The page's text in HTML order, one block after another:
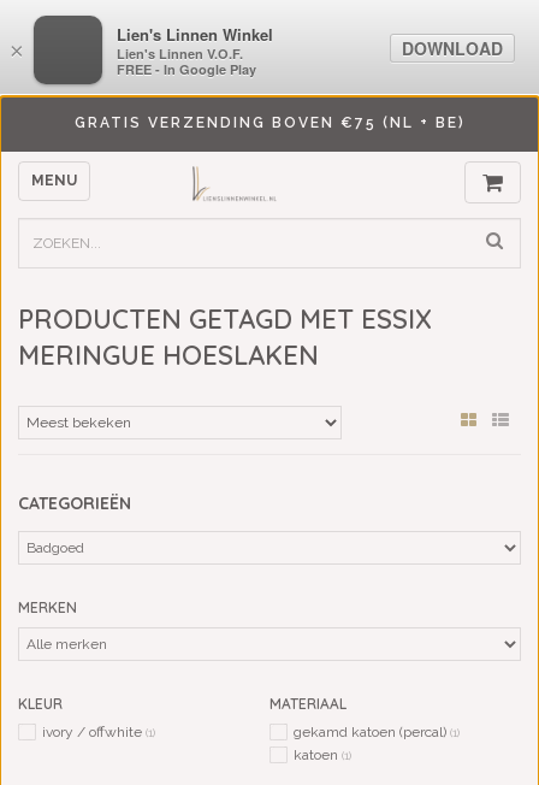
GRATIS VERZENDING BOVEN €75 (NL + BE)
MENU
PRODUCTEN GETAGD MET ESSIX
MERINGUE HOESLAKEN
CATEGORIEËN
MERKEN
KLEUR
ivory / offwhite (1)
MATERIAAL
gekamd katoen (percal) (1)
katoen (1)
×
LiensLinnenwinkel.nl
Lien's Linnen V.O.F.
FREE - In Google Play
DOWNLOAD
×
Lien's Linnen Winkel
Lien's Linnen V.O.F.
FREE - In Google Play
DOWNLOAD